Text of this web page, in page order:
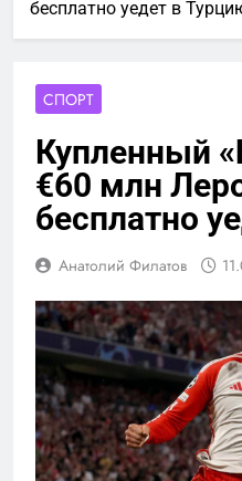
бесплатно уедет в
СПОРТ
Купленный
€60 млн
бесплатно
Анатолий Филатов